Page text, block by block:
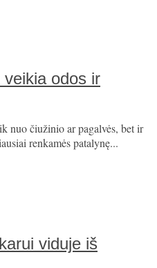
odos ir
nuo čiužinio ar pagalvės, bet ir
renkamės patalynę...
viduje iš